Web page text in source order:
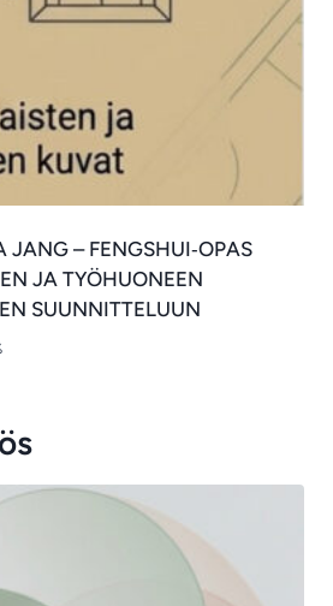
JANG – FENGSHUI‑OPAS
JA TYÖHUONEEN
SUUNNITTELUUN